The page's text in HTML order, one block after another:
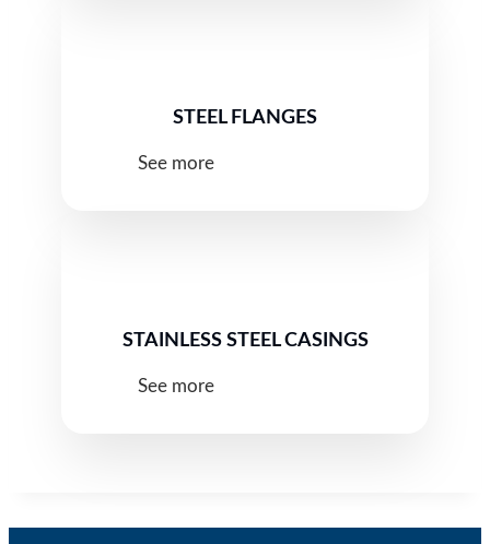
STEEL FLANGES
See more
STAINLESS STEEL CASINGS
See more